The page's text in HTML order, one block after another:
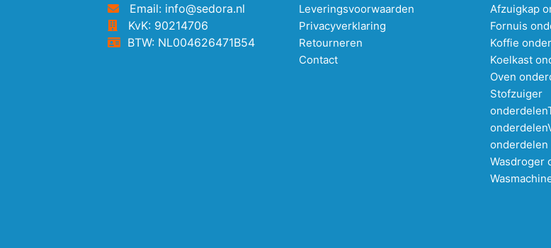
Email: info@sedora.nl
KvK: 90214706
BTW: NL004626471B54
Leveringsvoorwaarden
Privacyverklaring
Retourneren
Contact
Afzuigkap
Fornuis
Koffie
Koelkast
Oven
Stofzuiger
onderdelen
onderdelen
onderdelen
Wasdroger